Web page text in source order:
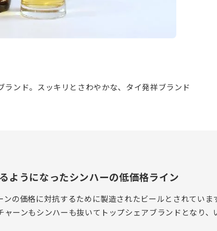
ンド。スッキリとさわやかな、タイ発祥ブランド
ようになったシンハーの低価格ライン
の価格に対抗するために製造されたビールとされていま
ーンもシンハーも抜いてトップシェアブランドとなり